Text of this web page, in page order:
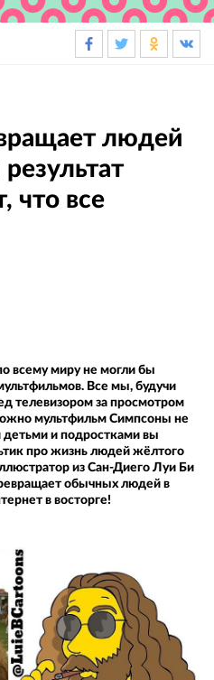
людей
что все
всему миру не могли бы
Все мы, будучи
телевизором за просмотром
мультфильм Симпсоны не
детьми и подростками вы
про жизнь людей жёлтого
из Сан-Диего Луи Би
обычных людей в
в восторге!